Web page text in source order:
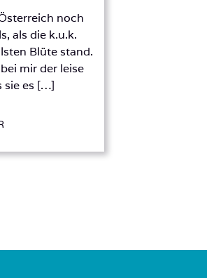
noch
als die k.u.k.
Blüte stand.
mir der leise
sie es […]